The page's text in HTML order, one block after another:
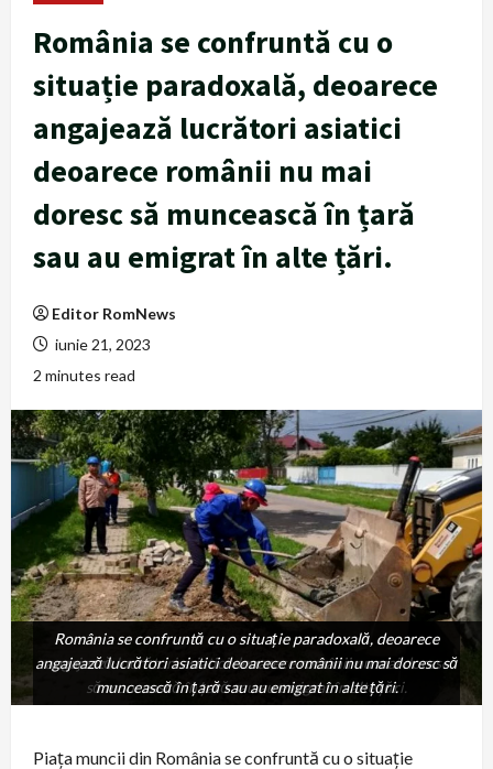
România se confruntă cu o
situație paradoxală, deoarece
angajează lucrători asiatici
deoarece românii nu mai
doresc să muncească în țară
sau au emigrat în alte țări.
Editor RomNews
iunie 21, 2023
2 minutes read
România se confruntă cu o situație paradoxală, deoarece
angajează lucrători asiatici deoarece românii nu mai doresc
să muncească în țară sau au emigrat în alte țări.
România se confruntă cu o situație paradoxală, deoarece
angajează lucrători asiatici deoarece românii nu mai doresc să
muncească în țară sau au emigrat în alte țări.
Piața muncii din România se confruntă cu o situație